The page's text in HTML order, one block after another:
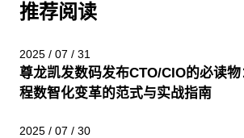
推荐阅读
2025 / 07 / 31
尊龙凯发数码发布CTO/CIO的必读
程数智化变革的范式与实战指南
2025 / 07 / 30